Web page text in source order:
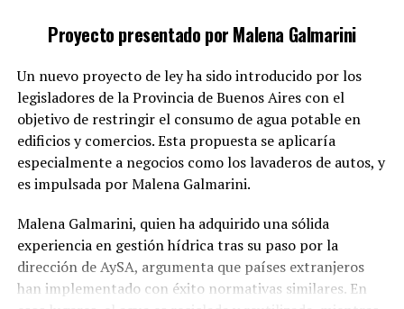
grave.
El proyecto sostiene que la protección de la intimidad
familiar no puede ser un obstáculo para la investigación
y la sanción de delitos que vulneran los derechos
fundamentales de las mujeres.
Conformidad con compromisos
internacionales
Además, la iniciativa tiene como meta alinear la
legislación argentina con los compromisos adquiridos
en la Convención de Belém do Pará y otros
Proyecto presentado por Malena Galmarini
Un nuevo proyecto de ley ha sido introducido por los
legisladores de la Provincia de Buenos Aires con el
objetivo de restringir el consumo de agua potable en
edificios y comercios. Esta propuesta se aplicaría
especialmente a negocios como los lavaderos de autos, y
es impulsada por Malena Galmarini.
Malena Galmarini, quien ha adquirido una sólida
experiencia en gestión hídrica tras su paso por la
dirección de AySA, argumenta que países extranjeros
han implementado con éxito normativas similares. En